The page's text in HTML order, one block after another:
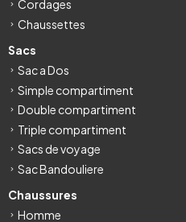
Cordages
Chaussettes
Sacs
Sac a Dos
Simple compartiment
Double compartiment
Triple compartiment
Sacs de voyage
Sac Bandouliere
Chaussures
Homme